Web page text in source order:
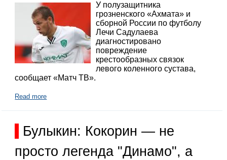
У полузащитника
грозненского «Ахмата» и
сборной России по футболу
Лечи Садулаева
диагностировано
повреждение
крестообразных связок
левого коленного сустава,
сообщает «Матч ТВ».
Read more
Булыкин: Кокорин — не
просто легенда "Динамо", а